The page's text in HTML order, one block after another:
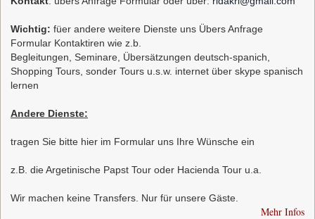
Wichtig: füer andere weitere Dienste uns Übers Anfrage
Formular Kontaktiren wie z.b.
Begleitungen, Seminare, Übersätzungen deutsch-spanich,
Shopping Tours, sonder Tours u.s.w. internet über skype spanisch
lernen
Andere Dienste:
tragen Sie bitte hier im Formular uns Ihre Wünsche ein
z.B. die Argetinische Papst Tour oder Hacienda Tour u.a.
Wir machen keine Transfers. Nur für unsere Gäste.
Mehr Infos